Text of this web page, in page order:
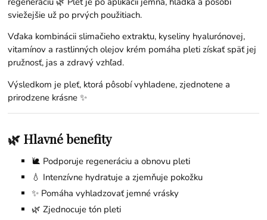
sviežejšie už po prvých použitiach.
Vďaka kombinácii slimačieho extraktu, kyseliny hyalurónovej,
vitamínov a rastlinných olejov krém pomáha pleti získať späť jej
pružnosť, jas a zdravý vzhľad.
Výsledkom je pleť, ktorá pôsobí vyhladene, zjednotene a
prirodzene krásne ✨
🌿 Hlavné benefity
🐌 Podporuje regeneráciu a obnovu pleti
💧 Intenzívne hydratuje a zjemňuje pokožku
✨ Pomáha vyhladzovať jemné vrásky
🌿 Zjednocuje tón pleti